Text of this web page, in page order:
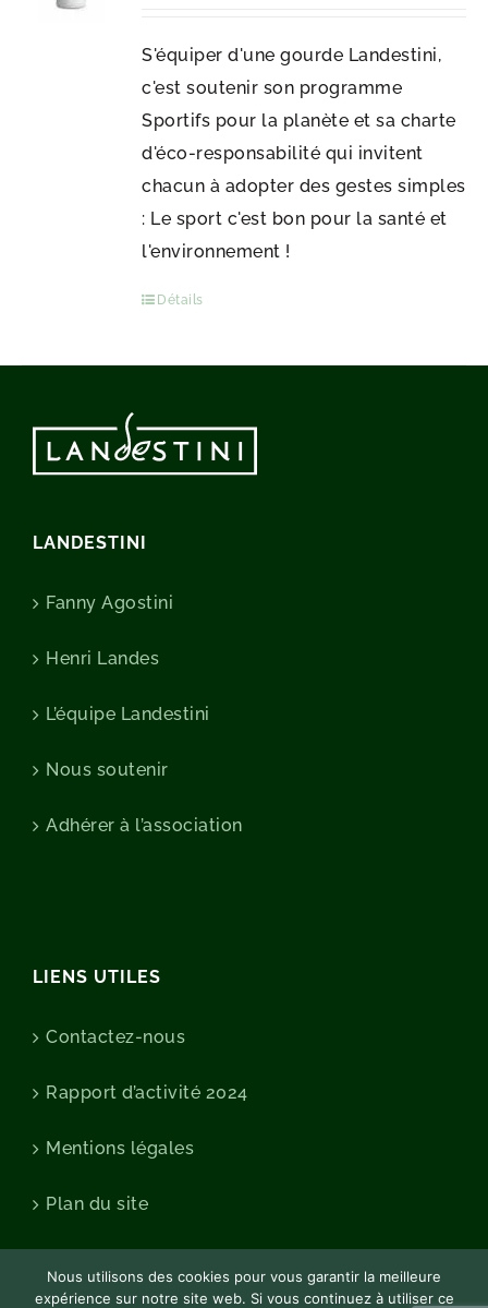
S'équiper d'une gourde Landestini,
c'est soutenir son programme
Sportifs pour la planète et sa charte
d'éco-responsabilité qui invitent
chacun à adopter des gestes simples
: Le sport c'est bon pour la santé et
l'environnement !
Détails
LANDESTINI
Fanny Agostini
Henri Landes
L’équipe Landestini
Nous soutenir
Adhérer à l’association
LIENS UTILES
Contactez-nous
Rapport d’activité 2024
Mentions légales
Plan du site
Nous utilisons des cookies pour vous garantir la meilleure
expérience sur notre site web. Si vous continuez à utiliser ce